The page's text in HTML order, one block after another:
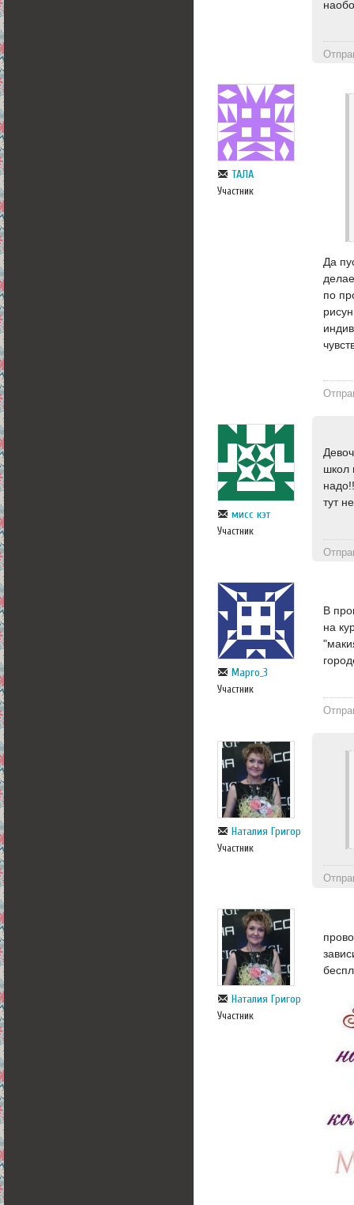
ТАЛА
Участник
Да
по
мисс кэт
Участник
школ
тут
Марго_3
Участник
В
на
Наталия Григор
Участник
Наталия Григор
Участник